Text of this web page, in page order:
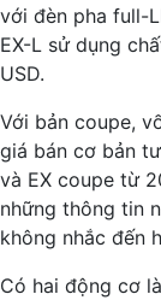
với đèn pha full-
EX-L sử dụng
USD.
Với bản coupe,
giá bán cơ bản
và EX coupe từ
những thông tin
không nhắc đến
Có hai động cơ